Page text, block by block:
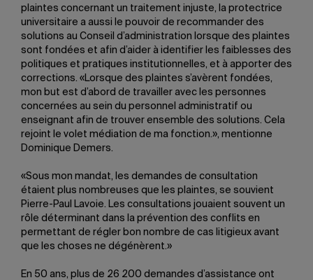
plaintes concernant un traitement injuste, la protectrice
universitaire a aussi le pouvoir de recommander des
solutions au Conseil d’administration lorsque des plaintes
sont fondées et afin d’aider à identifier les faiblesses des
politiques et pratiques institutionnelles, et à apporter des
corrections. «Lorsque des plaintes s’avèrent fondées,
mon but est d’abord de travailler avec les personnes
concernées au sein du personnel administratif ou
enseignant afin de trouver ensemble des solutions. Cela
rejoint le volet médiation de ma fonction.», mentionne
Dominique Demers.
«Sous mon mandat, les demandes de consultation
étaient plus nombreuses que les plaintes, se souvient
Pierre-Paul Lavoie. Les consultations jouaient souvent un
rôle déterminant dans la prévention des conflits en
permettant de régler bon nombre de cas litigieux avant
que les choses ne dégénèrent.»
En 50 ans, plus de 26 200 demandes d’assistance ont